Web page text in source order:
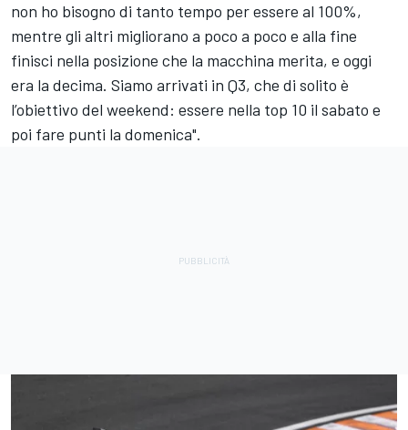
non ho bisogno di tanto tempo per essere al 100%,
mentre gli altri migliorano a poco a poco e alla fine
finisci nella posizione che la macchina merita, e oggi
era la decima. Siamo arrivati in Q3, che di solito è
l’obiettivo del weekend: essere nella top 10 il sabato e
poi fare punti la domenica".